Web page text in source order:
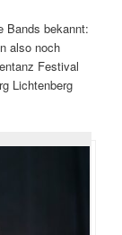
Bands bekannt:
also noch
Festival
Lichtenberg